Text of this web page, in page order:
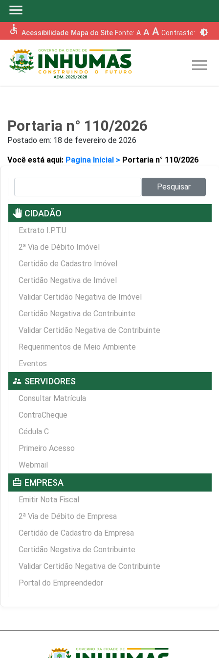
menu
accessible Acessibilidade Mapa do Site Fonte: A A A Contraste: brightness_6
menu
Portaria n° 110/2026
Postado em: 18 de fevereiro de 2026
Você está aqui: Pagina Inicial > Portaria n° 110/2026
Pesquisar
pan_tool CIDADÃO
Extrato I.P.T.U
2ª Via de Débito Imóvel
Certidão de Cadastro Imóvel
Certidão Negativa de Imóvel
Validar Certidão Negativa de Imóvel
Certidão Negativa de Contribuinte
Validar Certidão Negativa de Contribuinte
Requerimentos de Meio Ambiente
Eventos
supervisor_account SERVIDORES
Consultar Matrícula
ContraCheque
Cédula C
Primeiro Acesso
Webmail
card_travel EMPRESA
Emitir Nota Fiscal
2ª Via de Débito de Empresa
Certidão de Cadastro da Empresa
Certidão Negativa de Contribuinte
Validar Certidão Negativa de Contribuinte
Portal do Empreendedor